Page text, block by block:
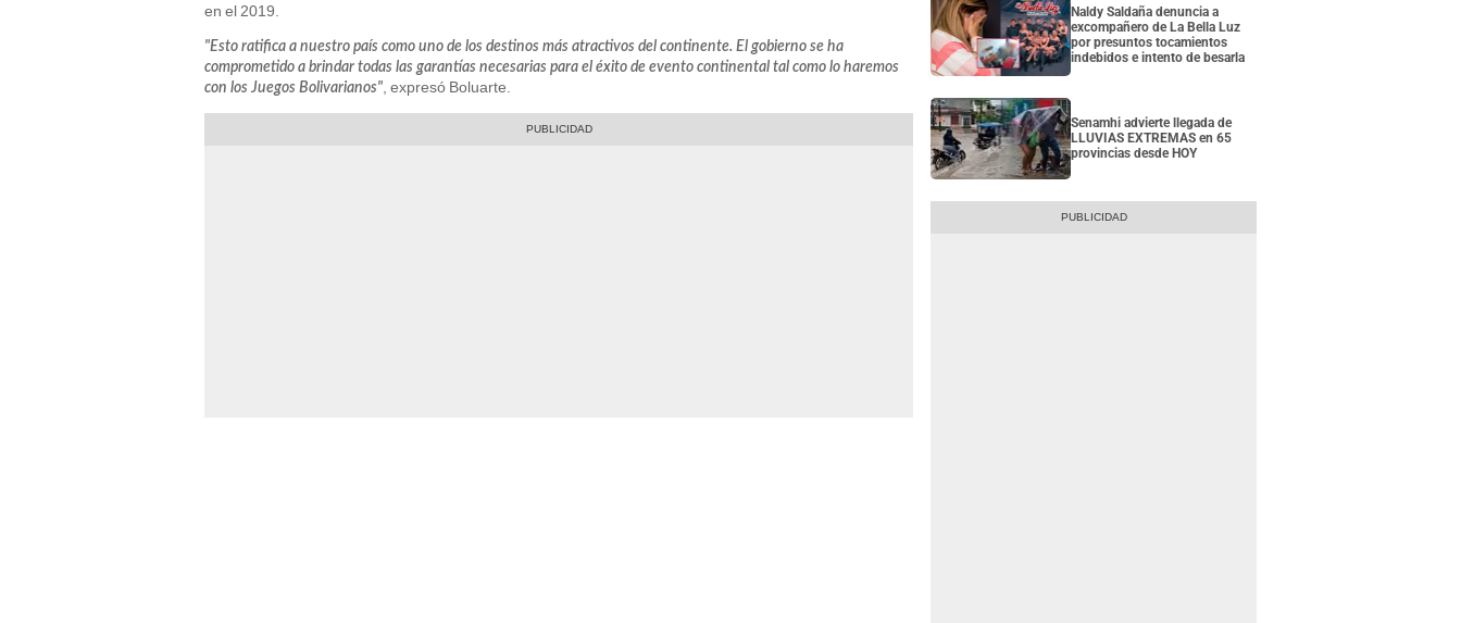
en el 2019.
"Esto ratifica a nuestro país como uno de los destinos más atractivos del continente. El gobierno se ha
comprometido a brindar todas las garantías necesarias para el éxito de evento continental tal como lo haremos
con los Juegos Bolivarianos" , expresó Boluarte.
Naldy Saldaña denuncia a
excompañero de La Bella Luz
por presuntos tocamientos
indebidos e intento de besarla
Senamhi advierte llegada de
LLUVIAS EXTREMAS en 65
provincias desde HOY